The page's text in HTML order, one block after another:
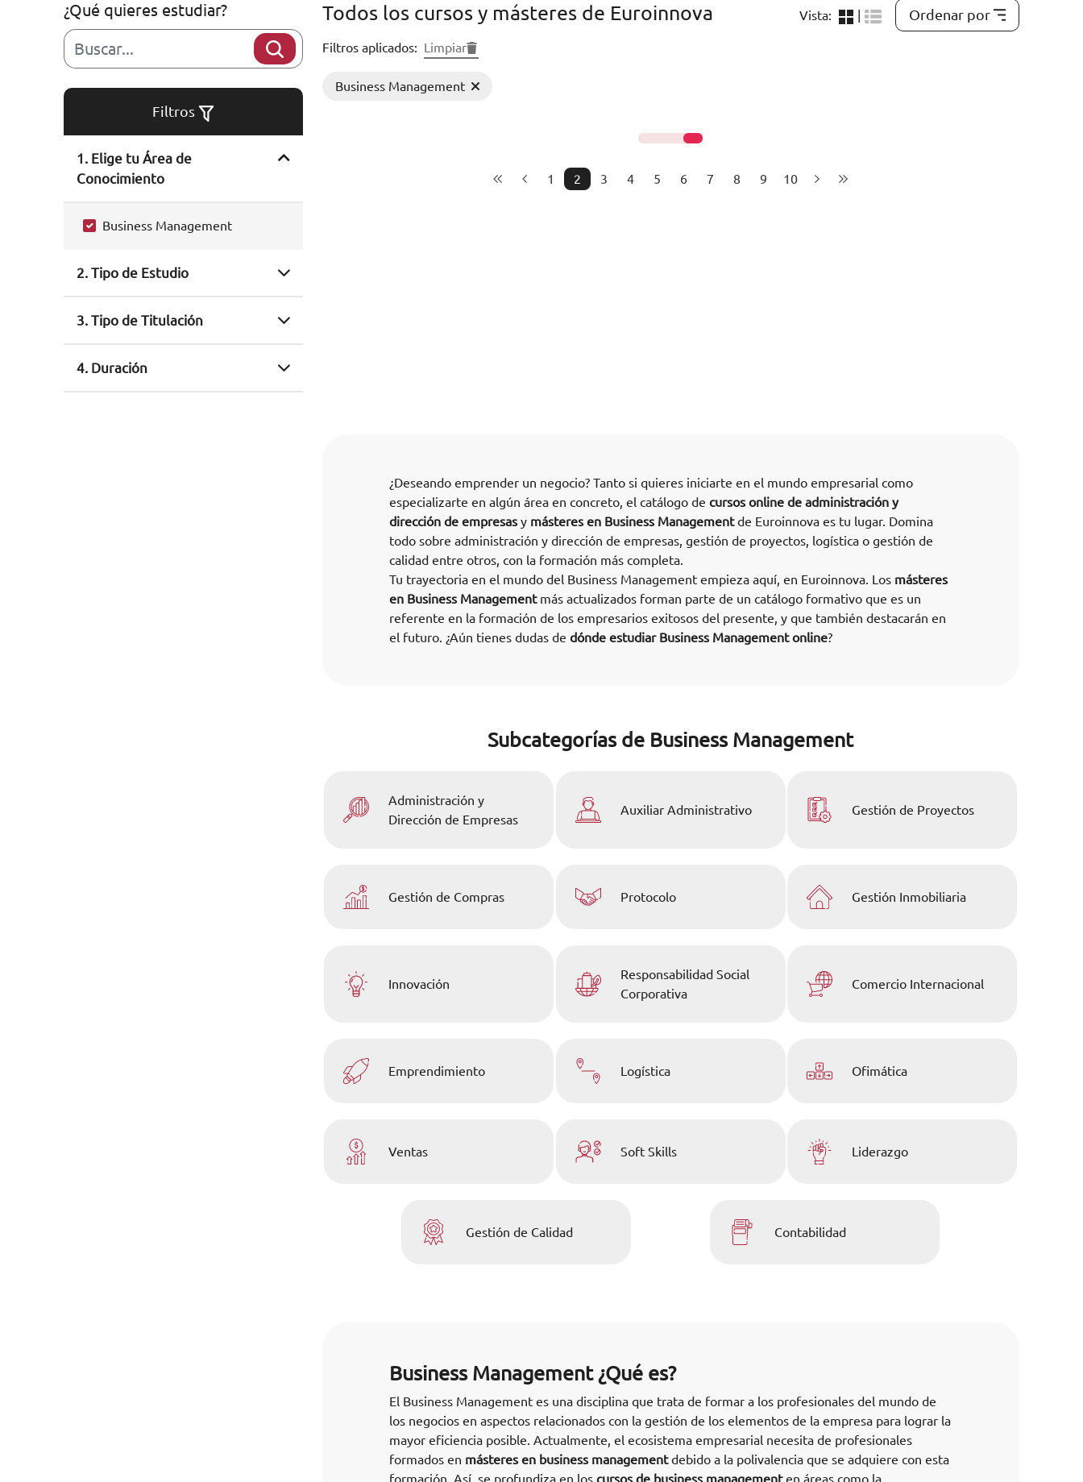
¿Qué quieres estudiar?
Filtros
1. Elige tu Área de
Conocimiento
Business Management
2. Tipo de Estudio
3. Tipo de Titulación
4. Duración
Todos los cursos y másteres de Euroinnova Vista: Ordenar por
Filtros aplicados: Limpiar
Business Management
1 2 3 4 5 6 7 8 9 10
¿Deseando emprender un negocio? Tanto si quieres iniciarte en el mundo empresarial como
especializarte en algún área en concreto, el catálogo de cursos online de administración y
dirección de empresasy másteres en Business Managementde Euroinnova es tu lugar. Domina
todo sobre administración y dirección de empresas, gestión de proyectos, logística o gestión de
calidad entre otros, con la formación más completa.
Tu trayectoria en el mundo del Business Management empieza aquí, en Euroinnova. Los másteres
en Business Managementmás actualizados forman parte de un catálogo formativo que es un
referente en la formación de los empresarios exitosos del presente, y que también destacarán en
el futuro. ¿Aún tienes dudas de dónde estudiar Business Management online?
Subcategorías de Business Management
Administración y
Dirección de Empresas
Auxiliar Administrativo Gestión de Proyectos
Gestión de Compras Protocolo Gestión Inmobiliaria
Innovación
Responsabilidad Social
Corporativa
Comercio Internacional
Emprendimiento Logística Ofimática
Ventas Soft Skills Liderazgo
Gestión de Calidad Contabilidad
Business Management ¿Qué es?
El Business Management es una disciplina que trata de formar a los profesionales del mundo de
los negocios en aspectos relacionados con la gestión de los elementos de la empresa para lograr la
mayor eficiencia posible. Actualmente, el ecosistema empresarial necesita de profesionales
formados en másteres en business managementdebido a la polivalencia que se adquiere con esta
formación. Así, se profundiza en los cursos de business managementen áreas como la